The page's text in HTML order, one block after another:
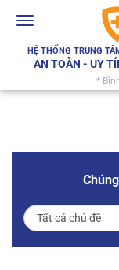
Toggle
HỆ THỐNG TRUNG
AN TOÀN - UY
*